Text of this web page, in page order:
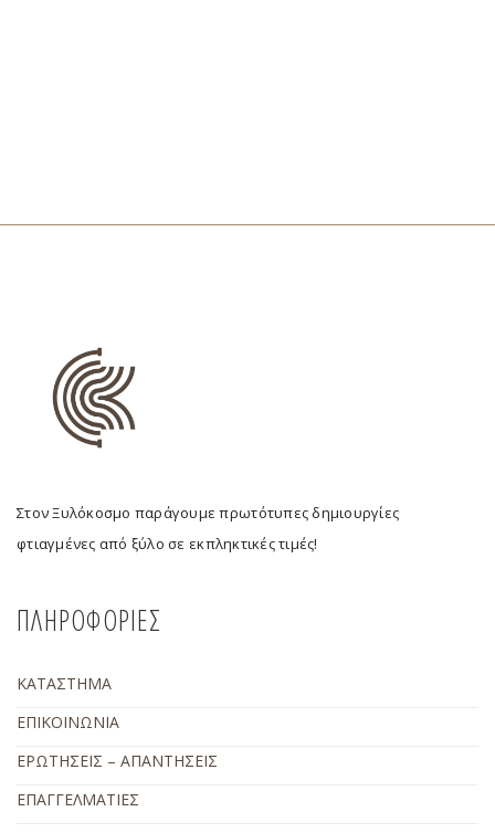
Στον Ξυλόκοσμο παράγουμε πρωτότυπες δημιουργίες
φτιαγμένες από ξύλο σε εκπληκτικές τιμές!
ΠΛΗΡΟΦΟΡΙΕΣ
ΚΑΤΑΣΤΗΜΑ
ΕΠΙΚΟΙΝΩΝΙΑ
ΕΡΩΤΗΣΕΙΣ – ΑΠΑΝΤΗΣΕΙΣ
ΕΠΑΓΓΕΛΜΑΤΙΕΣ